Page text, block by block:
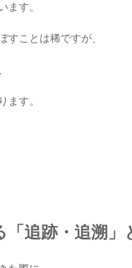
ます。
すことは稀ですが、
ます。
追跡・追溯」